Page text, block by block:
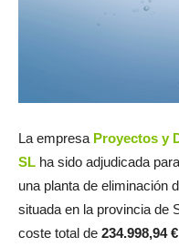
La empresa Proyectos y
SL ha sido adjudicada
una planta de eliminación
situada en la provincia de
coste total de 234.998,94 €